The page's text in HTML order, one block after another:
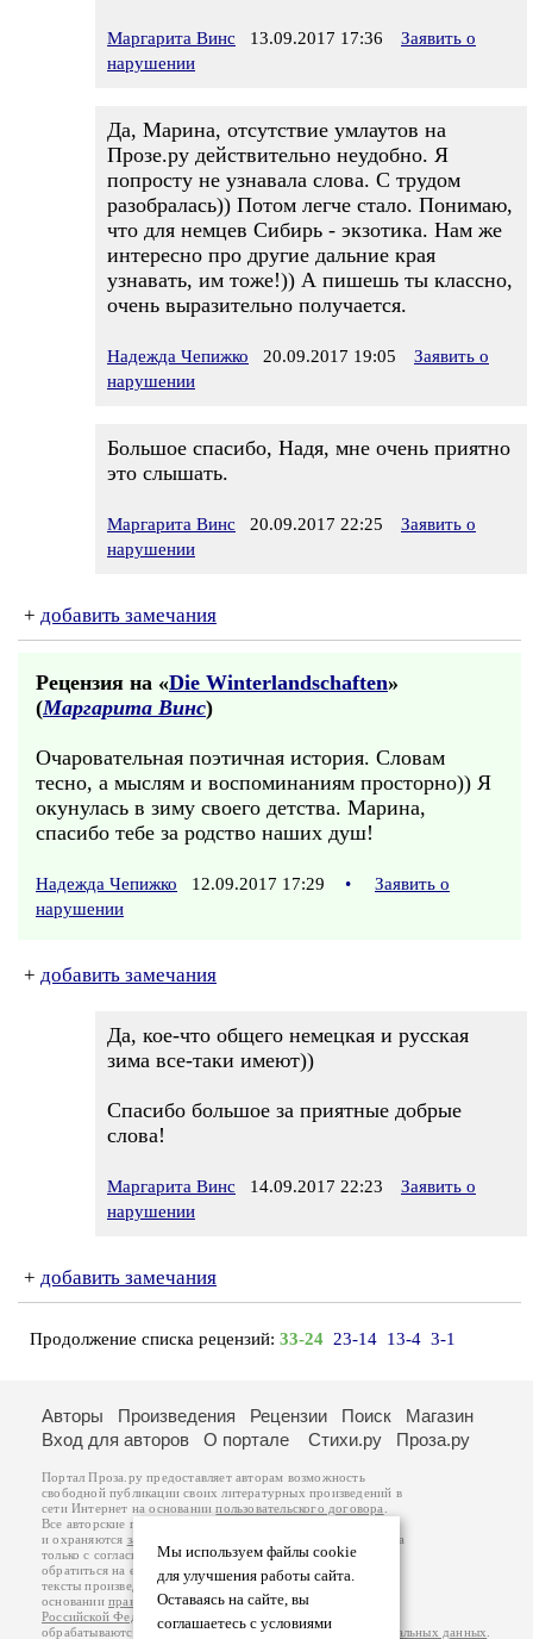
Маргарита Винс 13.09.2017 17:36
Заявить о
нарушении
Да, Марина, отсутствие умлаутов на
Прозе.ру действительно неудобно. Я
попросту не узнавала слова. С трудом
разобралась)) Потом легче стало. Понимаю,
что для немцев Сибирь - экзотика. Нам же
интересно про другие дальние края
узнавать, им тоже!)) А пишешь ты классно,
очень выразительно получается.
Надежда Чепижко 20.09.2017 19:05
Заявить о
нарушении
Большое спасибо, Надя, мне очень приятно
это слышать.
Маргарита Винс 20.09.2017 22:25
Заявить о
нарушении
+ добавить замечания
Рецензия на «Die Winterlandschaften»
(Маргарита Винс)
Очаровательная поэтичная история. Словам
тесно, а мыслям и воспоминаниям просторно)) Я
окунулась в зиму своего детства. Марина,
спасибо тебе за родство наших душ!
Надежда Чепижко 12.09.2017 17:29 •
Заявить о
нарушении
+ добавить замечания
Да, кое-что общего немецкая и русская
зима все-таки имеют))
Спасибо большое за приятные добрые
слова!
Маргарита Винс 14.09.2017 22:23
Заявить о
нарушении
+ добавить замечания
Продолжение списка рецензий: 33-24 23-14 13-4 3-1
Мы используем файлы cookie
для улучшения работы сайта.
Оставаясь на сайте, вы
соглашаетесь с условиями
Авторы Произведения Рецензии Поиск
Магазин
Вход для авторов
О портале Стихи.ру Проза.ру
Портал Проза.ру предоставляет авторам возможность
свободной публикации своих литературных произведений в
сети Интернет на основаниипользовательского договора
Все авторские права на произведения принадлежат авторам
и охраняются законом
. Перепечатка произведений возможна
только с согласия его автора, к которому вы можете
обратиться на его авторской странице. Ответственность за
тексты произведений авторы несут самостоятельно на
основанииправил публикацииизаконодательства
Российской Федерации
обрабатываются на основанииПолитики обработки персональных данных